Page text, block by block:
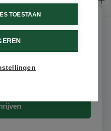
/ 10 (531 beoordelingen)
TOESTAAN
nieuwsbrief
aanbiedingen en persoonlijk